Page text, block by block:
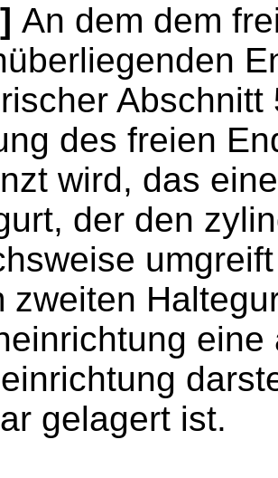
An dem dem
des freien
wird, das
der den
zweiten
gelagert ist.